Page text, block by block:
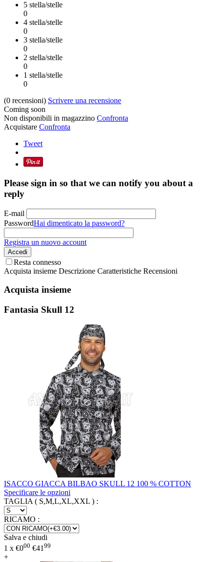
5 stella/stelle
0
4 stella/stelle
0
3 stella/stelle
0
2 stella/stelle
0
1 stella/stelle
0
(0 recensioni) Scrivere una recensione
Coming soon
Non disponibili in magazzino Confronta
Acquistare Confronta
Tweet
Please sign in so that we can notify you about a
reply
E-mail
PasswordHai dimenticato la password?
Registra un nuovo account
Accedi
Resta connesso
Acquista insieme Descrizione Caratteristiche Recensioni
Acquista insieme
Fantasia Skull 12
ISACCO GIACCA BILBAO SKULL 12 100 % COTTON
Specificare le opzioni
TAGLIA ( S,M,L,XL,XXL ) :
RICAMO :
Salva e chiudi
1 x €000 €41 99
+